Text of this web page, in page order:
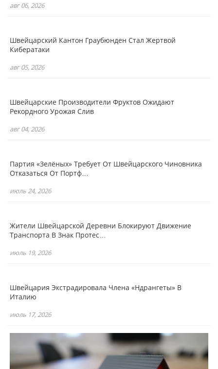
авг 06, 2026
Швейцарский Кантон Граубюнден Стал Жертвой
Кибератаки
авг 05, 2026
Швейцарские Производители Фруктов Ожидают
Рекордного Урожая Слив
авг 04, 2026
Партия «зелёных» Требует От Швейцарского Чиновника
Отказаться От Портф…
июль 24, 2026
Жители Швейцарской Деревни Блокируют Движение
Транспорта В Знак Протес…
июль 19, 2026
Швейцария Экстрадировала Члена «Ндрангеты» В
Италию
июль 17, 2026